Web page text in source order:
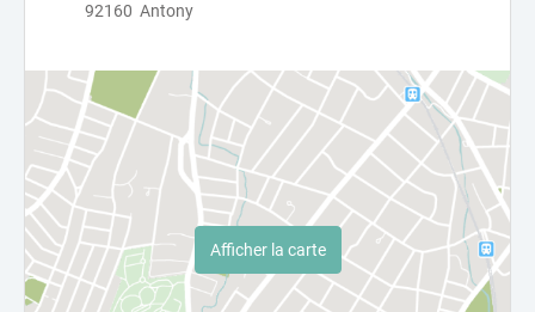
92160 Antony
Afficher la carte